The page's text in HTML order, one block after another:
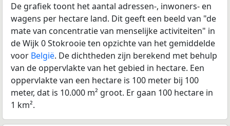
De grafiek toont het aantal adressen-, inwoners- en
wagens per hectare land. Dit geeft een beeld van "de
mate van concentratie van menselijke activiteiten" in
de Wijk 0 Stokrooie ten opzichte van het gemiddelde
voor België. De dichtheden zijn berekend met behulp
van de oppervlakte van het gebied in hectare. Een
oppervlakte van een hectare is 100 meter bij 100
meter, dat is 10.000 m² groot. Er gaan 100 hectare in
1 km².